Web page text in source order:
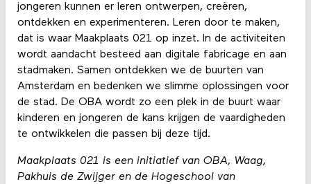
jongeren kunnen er leren ontwerpen, creëren,
ontdekken en experimenteren. Leren door te maken,
dat is waar Maakplaats 021 op inzet. In de activiteiten
wordt aandacht besteed aan digitale fabricage en aan
stadmaken. Samen ontdekken we de buurten van
Amsterdam en bedenken we slimme oplossingen voor
de stad. De OBA wordt zo een plek in de buurt waar
kinderen en jongeren de kans krijgen de vaardigheden
te ontwikkelen die passen bij deze tijd.
Maakplaats 021 is een initiatief van OBA, Waag,
Pakhuis de Zwijger en de Hogeschool van